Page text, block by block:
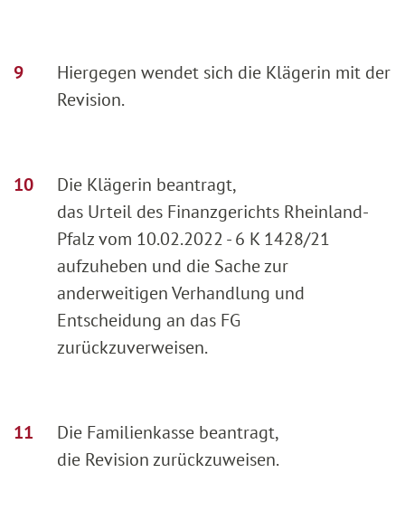
Hiergegen wendet sich die Klägerin mit der
Revision.
Die Klägerin beantragt,
das Urteil des Finanzgerichts Rheinland-
Pfalz vom 10.02.2022 - 6 K 1428/21
aufzuheben und die Sache zur
anderweitigen Verhandlung und
Entscheidung an das FG
zurückzuverweisen.
Die Familienkasse beantragt,
die Revision zurückzuweisen.